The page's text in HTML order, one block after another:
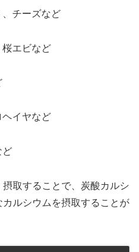
チーズなど
桜エビなど
イヤなど
ど
取することで、炭酸カルシ
ルシウムを摂取することが